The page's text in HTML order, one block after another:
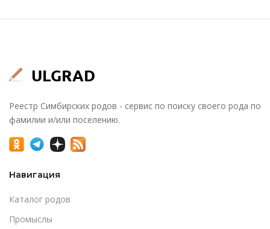
Реестр Симбирских родов - сервис по поиску своего рода по
фамилии и/или поселению.
Навигация
Каталог родов
Промыслы